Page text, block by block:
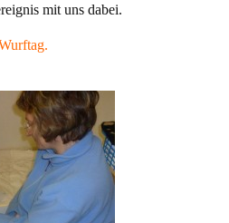
mit uns dabei.